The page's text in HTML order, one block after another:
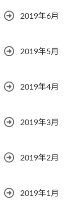
2019年6月
2019年5月
2019年4月
2019年3月
2019年2月
2019年1月